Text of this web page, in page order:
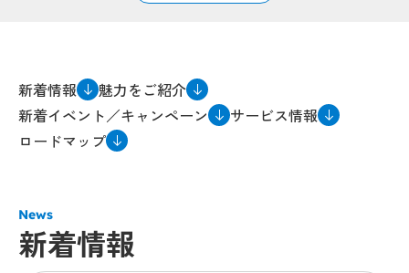
新着情報
魅力をご紹介
新着イベント／キャンペーン
サービス情報
ロードマップ
News
新着情報